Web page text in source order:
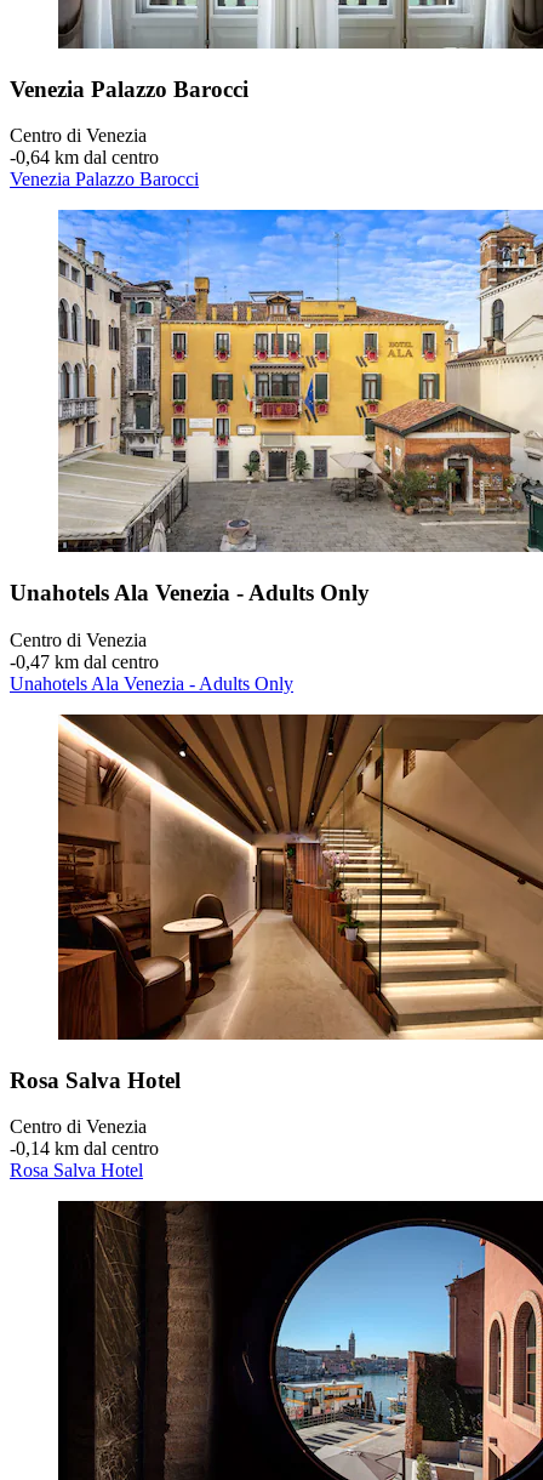
Venezia Palazzo Barocci
Centro di Venezia
‐0,64 km dal centro
Venezia Palazzo Barocci
Unahotels Ala Venezia - Adults Only
Centro di Venezia
‐0,47 km dal centro
Unahotels Ala Venezia - Adults Only
Rosa Salva Hotel
Centro di Venezia
‐0,14 km dal centro
Rosa Salva Hotel